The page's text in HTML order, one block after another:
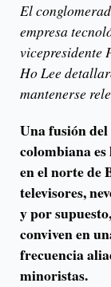
El
empresa
vicepresidente
Ho Lee
mantenerse
Una fusión
colombiana es
en el norte de
televisores,
y por
conviven en
frecuencia
minoristas.